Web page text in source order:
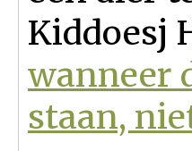
Kiddoesj
wanneer
staan,